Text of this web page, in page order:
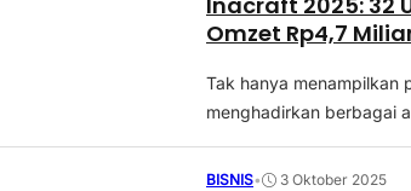
Omzet Rp4,7
Tak hanya menampilkan
menghadirkan berbagai
BISNIS• 3 Oktober 2025